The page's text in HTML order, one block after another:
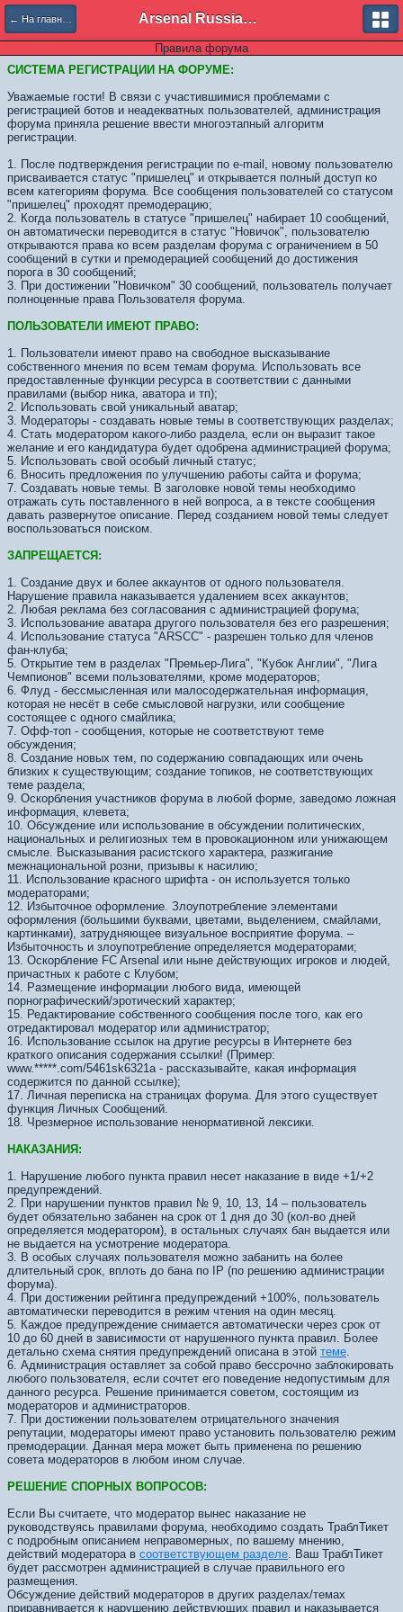
← На главную Arsenal Russian Speaking Supporters Club
Правила форума
СИСТЕМА РЕГИСТРАЦИИ НА ФОРУМЕ:
Уважаемые гости! В связи с участившимися проблемами с
регистрацией ботов и неадекватных пользователей, администрация
форума приняла решение ввести многоэтапный алгоритм
регистрации.
1. После подтверждения регистрации по e-mail, новому пользователю
присваивается статус "пришелец" и открывается полный доступ ко
всем категориям форума. Все сообщения пользователей со статусом
"пришелец" проходят премодерацию;
2. Когда пользователь в статусе "пришелец" набирает 10 сообщений,
он автоматически переводится в статус "Новичок", пользователю
открываются права ко всем разделам форума с ограничением в 50
сообщений в сутки и премодерацией сообщений до достижения
порога в 30 сообщений;
3. При достижении "Новичком" 30 сообщений, пользователь получает
полноценные права Пользователя форума.
ПОЛЬЗОВАТЕЛИ ИМЕЮТ ПРАВО:
1. Пользователи имеют право на свободное высказывание
собственного мнения по всем темам форума. Использовать все
предоставленные функции ресурса в соответствии с данными
правилами (выбор ника, аватора и тп);
2. Использовать свой уникальный аватар;
3. Модераторы - создавать новые темы в соответствующих разделах;
4. Стать модератором какого-либо раздела, если он выразит такое
желание и его кандидатура будет одобрена администрацией форума;
5. Использовать свой особый личный статус;
6. Вносить предложения по улучшению работы сайта и форума;
7. Создавать новые темы. В заголовке новой темы необходимо
отражать суть поставленного в ней вопроса, а в тексте сообщения
давать развернутое описание. Перед созданием новой темы следует
воспользоваться поиском.
ЗАПРЕЩАЕТСЯ:
1. Создание двух и более аккаунтов от одного пользователя.
Нарушение правила наказывается удалением всех аккаунтов;
2. Любая реклама без согласования с администрацией форума;
3. Использование аватара другого пользователя без его разрешения;
4. Использование статуса "ARSCC" - разрешен только для членов
фан-клуба;
5. Открытие тем в разделах "Премьер-Лига", "Кубок Англии", "Лига
Чемпионов" всеми пользователями, кроме модераторов;
6. Флуд - бессмысленная или малосодержательная информация,
которая не несёт в себе смысловой нагрузки, или сообщение
состоящее с одного смайлика;
7. Офф-топ - сообщения, которые не соответствуют теме
обсуждения;
8. Создание новых тем, по содержанию совпадающих или очень
близких к существующим; создание топиков, не соответствующих
теме раздела;
9. Оскорбления участников форума в любой форме, заведомо ложная
информация, клевета;
10. Обсуждение или использование в обсуждении политических,
национальных и религиозных тем в провокационном или унижающем
смысле. Высказывания расистского характера, разжигание
межнациональной розни, призывы к насилию;
11. Использование красного шрифта - он используется только
модераторами;
12. Избыточное оформление. Злоупотребление элементами
оформления (большими буквами, цветами, выделением, смайлами,
картинками), затрудняющее визуальное восприятие форума. –
Избыточность и злоупотребление определяется модераторами;
13. Оскорбление FC Arsenal или ныне действующих игроков и людей,
причастных к работе с Клубом;
14. Размещение информации любого вида, имеющей
порнографический/эротический характер;
15. Редактирование собственного сообщения после того, как его
отредактировал модератор или администратор;
16. Использование ссылок на другие ресурсы в Интернете без
краткого описания содержания ссылки! (Пример:
www.*****.com/5461sk6321а - рассказывайте, какая информация
содержится по данной ссылке);
17. Личная переписка на страницах форума. Для этого существует
функция Личных Сообщений.
18. Чрезмерное использование ненормативной лексики.
НАКАЗАНИЯ:
1. Нарушение любого пункта правил несет наказание в виде +1/+2
предупреждений.
2. При нарушении пунктов правил № 9, 10, 13, 14 – пользователь
будет обязательно забанен на срок от 1 дня до 30 (кол-во дней
определяется модератором), в остальных случаях бан выдается или
не выдается на усмотрение модератора.
3. В особых случаях пользователя можно забанить на более
длительный срок, вплоть до бана по IP (по решению администрации
форума).
4. При достижении рейтинга предупреждений +100%, пользователь
автоматически переводится в режим чтения на один месяц.
5. Каждое предупреждение снимается автоматически через срок от
10 до 60 дней в зависимости от нарушенного пункта правил. Более
детально схема снятия предупреждений описана в этой теме.
6. Администрация оставляет за собой право бессрочно заблокировать
любого пользователя, если сочтет его поведение недопустимым для
данного ресурса. Решение принимается советом, состоящим из
модераторов и администраторов.
7. При достижении пользователем отрицательного значения
репутации, модераторы имеют право установить пользователю режим
премодерации. Данная мера может быть применена по решению
совета модераторов в любом ином случае.
РЕШЕНИЕ СПОРНЫХ ВОПРОСОВ:
Если Вы считаете, что модератор вынес наказание не
руководствуясь правилами форума, необходимо создать ТраблТикет
с подробным описанием неправомерных, по вашему мнению,
действий модератора в соответствующем разделе. Ваш ТраблТикет
будет рассмотрен администрацией в случае правильного его
размещения.
Обсуждение действий модераторов в других разделах/темах
приравнивается к нарушению действующих правил и наказывается